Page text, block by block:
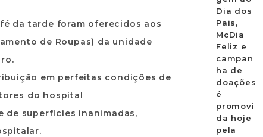
da tarde foram oferecidos aos
de Roupas) da unidade
em perfeitas condições de
do hospital
de superfícies inanimadas,